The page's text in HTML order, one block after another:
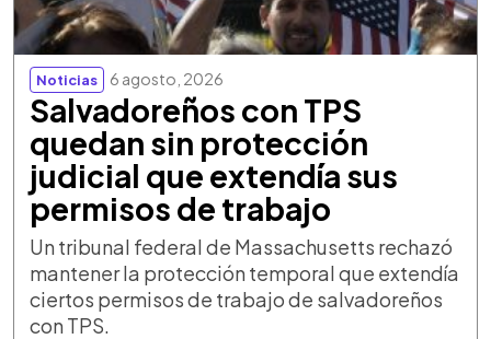
Noticias 6 agosto, 2026
Salvadoreños con TPS
quedan sin protección
judicial que extendía sus
permisos de trabajo
Un tribunal federal de Massachusetts rechazó
mantener la protección temporal que extendía
ciertos permisos de trabajo de salvadoreños
con TPS.